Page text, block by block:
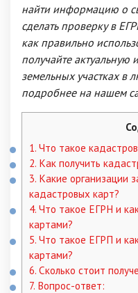
найти информацию о
сделать проверку в
как правильно
получайте
земельных участках в
подробнее на нашем
1. Что такое
2. Как получить
3. Какие организации
кадастровых карт?
4. Что такое ЕГРН и
картами?
5. Что такое ЕГРП и
картами?
6. Сколько стоит
7. Вопрос-ответ: